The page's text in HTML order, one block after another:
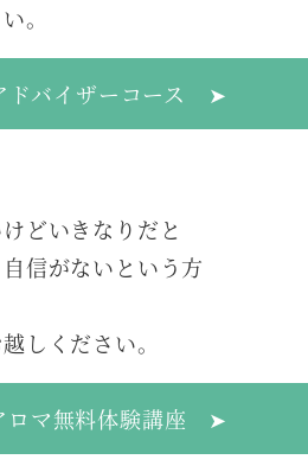
。
ドバイザーコース ➤
どいきなりだと
信がないという方
しください。
ロマ無料体験講座 ➤